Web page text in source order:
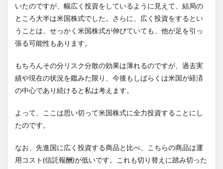
いたのですが、幅広く投資をしているように見えて、結局の
ところ大半は米国株式でした。さらに、広く投資をするとい
うことは、せっかく米国株式が伸びていても、他が足を引っ
張る可能性もあります。
もちろんその分リスク分散の効果は薄れるのですが、過去実
績や現在の状況を鑑みた限り、今後もしばらくは米国が経済
の中心であり続けると私は考えます。
よって、ここは思い切って米国株式に全力投資することにし
たのです。
なお、先進国に広く投資する商品と比べ、こちらの商品は運
用コスト(信託報酬)が低いです。これも切り替えに踏み切った